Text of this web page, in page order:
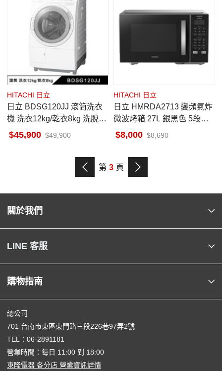
HITACHI 日立
日立 BDSG120JJ 滾筒洗衣
機 洗衣12kg/乾衣8kg 洗脫烘
左開 日製 變頻洗衣機
45,900 49,900
HITACHI 日立
日立 HMRDA2713 變頻氣炸
微波烤箱 27L 銀黑色 5段微
波火力
8,000 8,690
第 3 頁
關於我們
LINE 客服
購物指南
總公司
701 台南市東區東門路三段226巷97弄2號
TEL： 06-2891181
營業時間：每日 11:00 到 18:00
東隆電器 各分店 營業資訊詳情